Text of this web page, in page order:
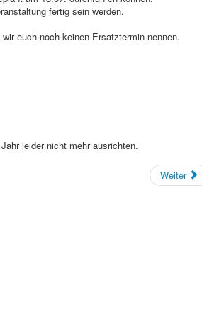
fertig sein werden.
euch noch keinen Ersatztermin nennen.
leider nicht mehr ausrichten.
Weiter